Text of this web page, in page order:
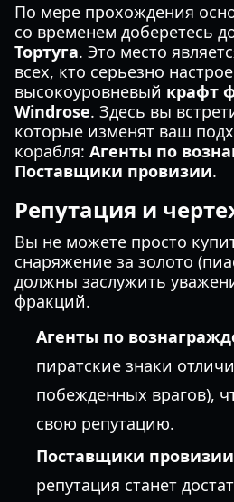
По мере прохождения
со временем доберетесь
Тортуга. Это место
всех, кто серьезно
высокоуровневый крафт
Windrose. Здесь вы
которые изменят ваш
корабля: Агенты по
Поставщики провизии.
Репутация и
Вы не можете просто
снаряжение за золото
должны заслужить
фракций.
Агенты по
пиратские знаки
побежденных врагов),
свою репутацию.
Поставщики
репутация станет